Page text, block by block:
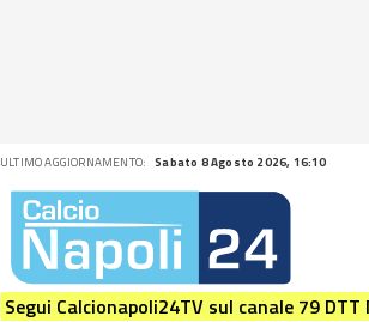
ULTIMO AGGIORNAMENTO: Sabato 8 Agosto 2026, 16:10
Segui Calcionapoli24TV sul canale 79